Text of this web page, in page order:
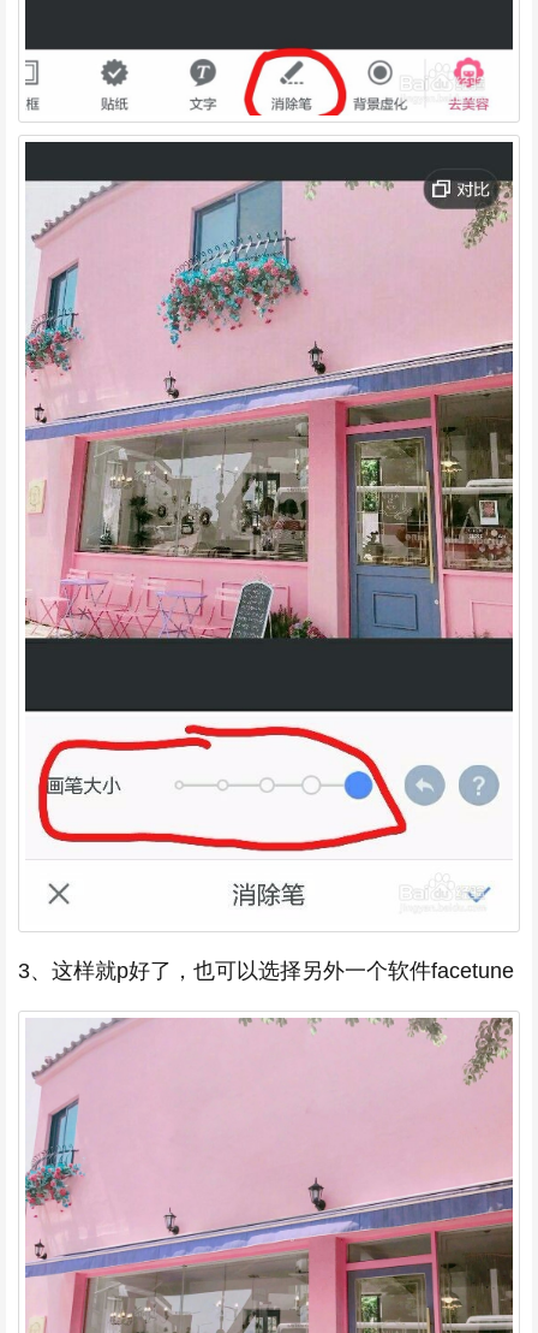
3、这样就p好了，也可以选择另外一个软件facetune